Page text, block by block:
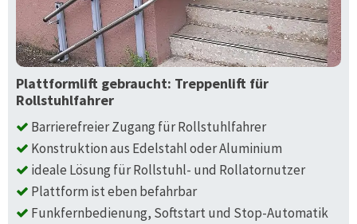
Plattformlift gebraucht: Treppenlift für
Rollstuhlfahrer
Barrierefreier Zugang für Rollstuhlfahrer
Konstruktion aus Edelstahl oder Aluminium
ideale Lösung für Rollstuhl- und Rollatornutzer
Plattform ist eben befahrbar
Funkfernbedienung, Softstart und Stop-Automatik